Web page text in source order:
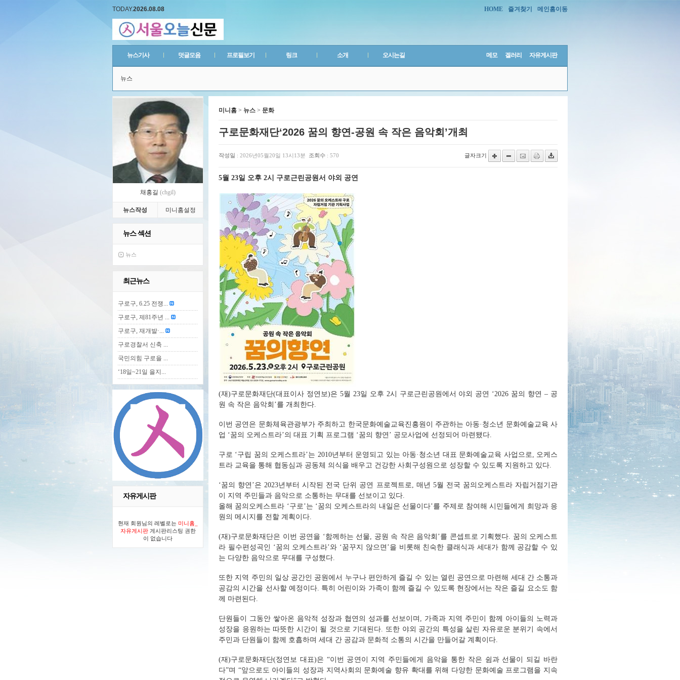
TODAY.2026.08.08 HOME 즐겨찾기 메인홈이동
뉴스기사 덧글모음 프로필보기 링크 소개 오시는길 메모 겔러리 자유게시판
뉴스
채홍길 (chgil)
뉴스작성 미니홈설정
뉴스 섹션
뉴스
최근뉴스
구로구, 6.25 전쟁...
구로구, 제81주년 ...
구로구, 재개발·...
구로경찰서 신축 ...
국민의힘 구로을 ...
‘18일~21일 을지...
자유게시판
현재 회원님의 레벨로는 미니홈_
자유게시판게시판리스팅 권한
이 없습니다
미니홈 > 뉴스 > 문화
구로문화재단‘2026 꿈의 향연-공원 속 작은 음악회’개최
작성일 : 2026년05월20일 13시13분 조회수 : 570 글자크기
5월 23일 오후 2시 구로근린공원서 야외 공연
(재)구로문화재단(대표이사 정연보)은 5월 23일 오후 2시 구로근린공원에서 야외 공연 ‘2026 꿈의 향연 – 공
원 속 작은 음악회’를 개최한다.
이번 공연은 문화체육관광부가 주최하고 한국문화예술교육진흥원이 주관하는 아동·청소년 문화예술교육 사
업 ‘꿈의 오케스트라’의 대표 기획 프로그램 ‘꿈의 향연’ 공모사업에 선정되어 마련됐다.
구로 ‘구립 꿈의 오케스트라’는 2010년부터 운영되고 있는 아동·청소년 대표 문화예술교육 사업으로, 오케스
트라 교육을 통해 협동심과 공동체 의식을 배우고 건강한 사회구성원으로 성장할 수 있도록 지원하고 있다.
‘꿈의 향연’은 2023년부터 시작된 전국 단위 공연 프로젝트로, 매년 5월 전국 꿈의오케스트라 자립거점기관
이 지역 주민들과 음악으로 소통하는 무대를 선보이고 있다.
올해 꿈의오케스트라 ‘구로’는 ‘꿈의 오케스트라의 내일은 선물이다’를 주제로 참여해 시민들에게 희망과 응
원의 메시지를 전할 계획이다.
(재)구로문화재단은 이번 공연을 ‘함께하는 선물, 공원 속 작은 음악회’를 콘셉트로 기획했다. 꿈의 오케스트
라 필수편성곡인 ‘꿈의 오케스트라’와 ‘꿈꾸지 않으면’을 비롯해 친숙한 클래식과 세대가 함께 공감할 수 있
는 다양한 음악으로 무대를 구성했다.
또한 지역 주민의 일상 공간인 공원에서 누구나 편안하게 즐길 수 있는 열린 공연으로 마련해 세대 간 소통과
공감의 시간을 선사할 예정이다. 특히 어린이와 가족이 함께 즐길 수 있도록 현장에서는 작은 즐길 요소도 함
께 마련된다.
단원들이 그동안 쌓아온 음악적 성장과 협연의 성과를 선보이며, 가족과 지역 주민이 함께 아이들의 노력과
성장을 응원하는 따뜻한 시간이 될 것으로 기대된다. 또한 야외 공간의 특성을 살린 자유로운 분위기 속에서
주민과 단원들이 함께 호흡하며 세대 간 공감과 문화적 소통의 시간을 만들어갈 계획 이다.
(재)구로문화재단(정연보 대표)은 “이번 공연이 지역 주민들에게 음악을 통한 작은 쉼과 선물이 되길 바란
다”며 “앞으로도 아이들의 성장과 지역사회의 문화예술 향유 확대를 위해 다양한 문화예술 프로그램을 지속